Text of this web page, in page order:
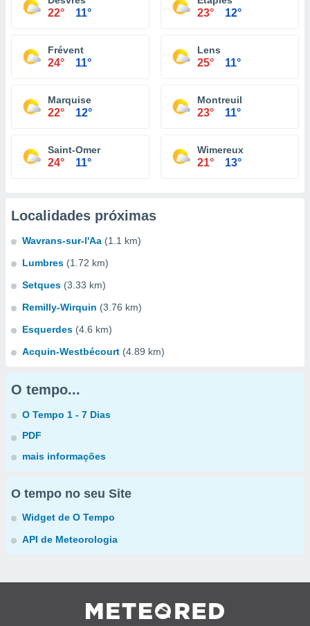
22° 11° 23° 12°
Frévent
24° 11°
Lens
25° 11°
Marquise
22° 12°
Montreuil
23° 11°
Saint-Omer
24° 11°
Wimereux
21° 13°
Localidades próximas
Wavrans-sur-l'Aa (1.1 km)
Lumbres (1.72 km)
Setques (3.33 km)
Remilly-Wirquin (3.76 km)
Esquerdes (4.6 km)
Acquin-Westbécourt (4.89 km)
O tempo...
O Tempo 1 - 7 Dias
PDF
mais informações
O tempo no seu Site
Widget de O Tempo
API de Meteorologia